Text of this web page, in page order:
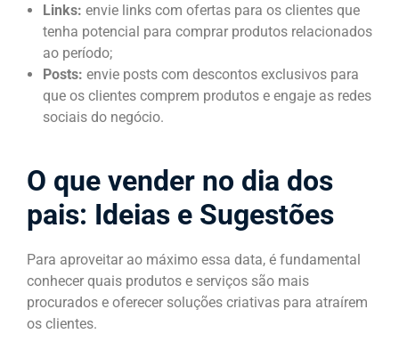
Links: envie links com ofertas para os clientes que
tenha potencial para comprar produtos relacionados
ao período;
Posts: envie posts com descontos exclusivos para
que os clientes comprem produtos e engaje as redes
sociais do negócio.
O que vender no dia dos
pais: Ideias e Sugestões
Para aproveitar ao máximo essa data, é fundamental
conhecer quais produtos e serviços são mais
procurados e oferecer soluções criativas para atraírem
os clientes.